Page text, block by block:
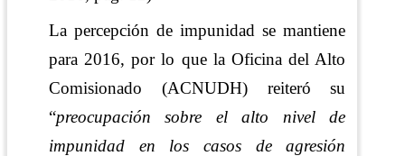
La percepción de impunidad se mantiene
para 2016, por lo que la Oficina del Alto
Comisionado (ACNUDH) reiteró su
“preocupación sobre el alto nivel de
impunidad en los casos de agresión